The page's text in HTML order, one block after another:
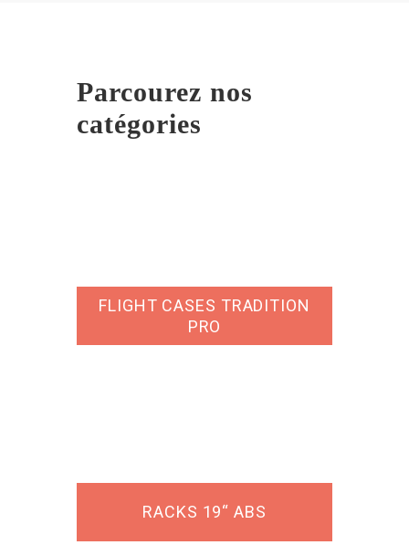
Parcourez nos
catégories
FLIGHT CASES TRADITION
PRO
RACKS 19“ ABS